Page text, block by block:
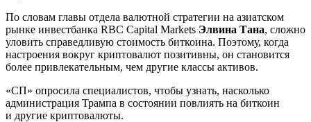
По словам главы отдела валютной стратегии на азиатском
рынке инвестбанка RBC Capital Markets Элвина Тана, сложно
уловить справедливую стоимость биткоина. Поэтому, когда
настроения вокруг криптовалют позитивны, он становится
более привлекательным, чем другие классы активов.
«СП» опросила специалистов, чтобы узнать, насколько
администрация Трампа в состоянии повлиять на биткоин
и другие криптовалюты.